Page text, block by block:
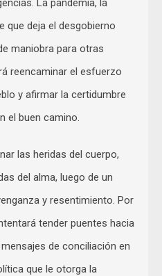
La pandemia, la
que deja el desgobierno
maniobra para otras
reencaminar el esfuerzo
y afirmar la certidumbre
el buen camino.
las heridas del cuerpo,
del alma, luego de un
y resentimiento. Por
tender puentes hacia
de conciliación en
que le otorga la